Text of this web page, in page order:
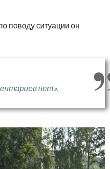
поводу ситуации он
нет».